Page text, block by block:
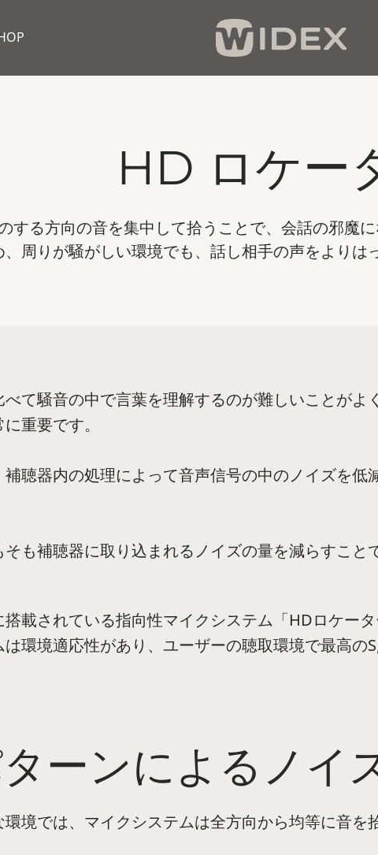
HD ロケー
する方向の音を集中して拾うことで、会話の邪魔に
、周りが騒がしい環境でも、話し相手の声をよりは
て騒音の中で言葉を理解するのが難しいことが
重要です。
聴器内の処理によって音声信号の中のノイズを
も補聴器に取り込まれるノイズの量を減らすこ
載されている指向性マイクシステム「HDロケー
環境適応性があり、ユーザーの聴取環境で最高の
ーンによるノイ
境では、マイクシステムは全方向から均等に音を